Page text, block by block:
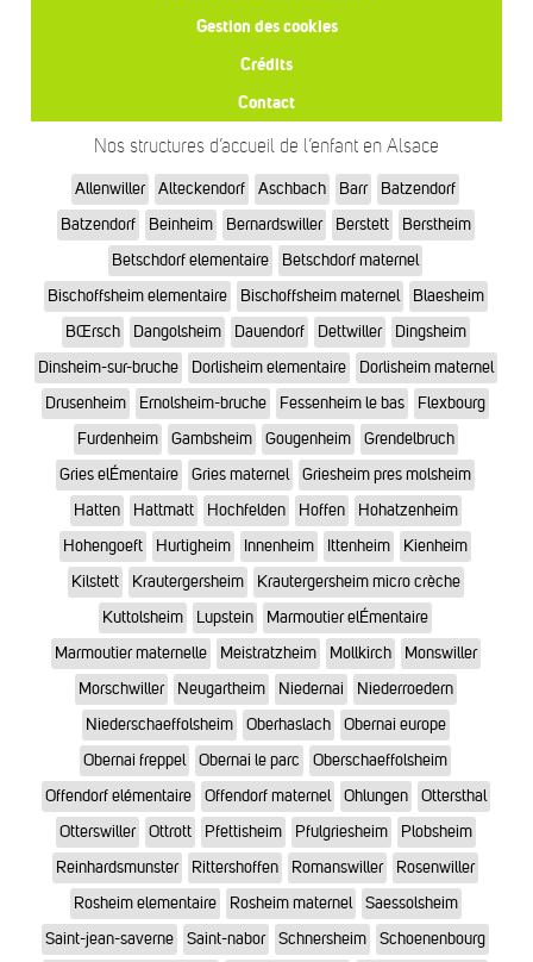
Gestion des cookies
Crédits
Contact
Nos structures d’accueil de l’enfant en Alsace
Allenwiller Alteckendorf Aschbach Barr
Batzendorf
Batzendorf
Beinheim Bernardswiller Berstett
Berstheim
Betschdorf elementaire
Betschdorf maternel
Bischoffsheim elementaire
Bischoffsheim maternel
Blaesheim
BŒrsch
Dangolsheim Dauendorf Dettwiller
Dingsheim
Dinsheim-sur-bruche
Dorlisheim elementaire
Dorlisheim maternel
Drusenheim
Ernolsheim-bruche Fessenheim le bas
Flexbourg
Furdenheim
Gambsheim Gougenheim
Grendelbruch
Gries elÉmentaire
Gries maternel
Griesheim pres molsheim
Hatten
Hattmatt Hochfelden Hoffen
Hohatzenheim
Hohengoeft
Hurtigheim Innenheim Ittenheim
Kienheim
Kilstett
Krautergersheim
Krautergersheim micro crèche
Kuttolsheim
Lupstein
Marmoutier elÉmentaire
Marmoutier maternelle
Meistratzheim Mollkirch
Monswiller
Morschwiller
Neugartheim Niedernai
Niederroedern
Niederschaeffolsheim
Oberhaslach
Obernai europe
Obernai freppel
Obernai le parc
Oberschaeffolsheim
Offendorf elémentaire
Offendorf maternel Ohlungen
Ottersthal
Otterswiller
Ottrott Pfettisheim Pfulgriesheim
Plobsheim
Reinhardsmunster
Rittershoffen Romanswiller
Rosenwiller
Rosheim elementaire
Rosheim maternel
Saessolsheim
Saint-jean-saverne
Saint-nabor Schnersheim Schoenenbourg